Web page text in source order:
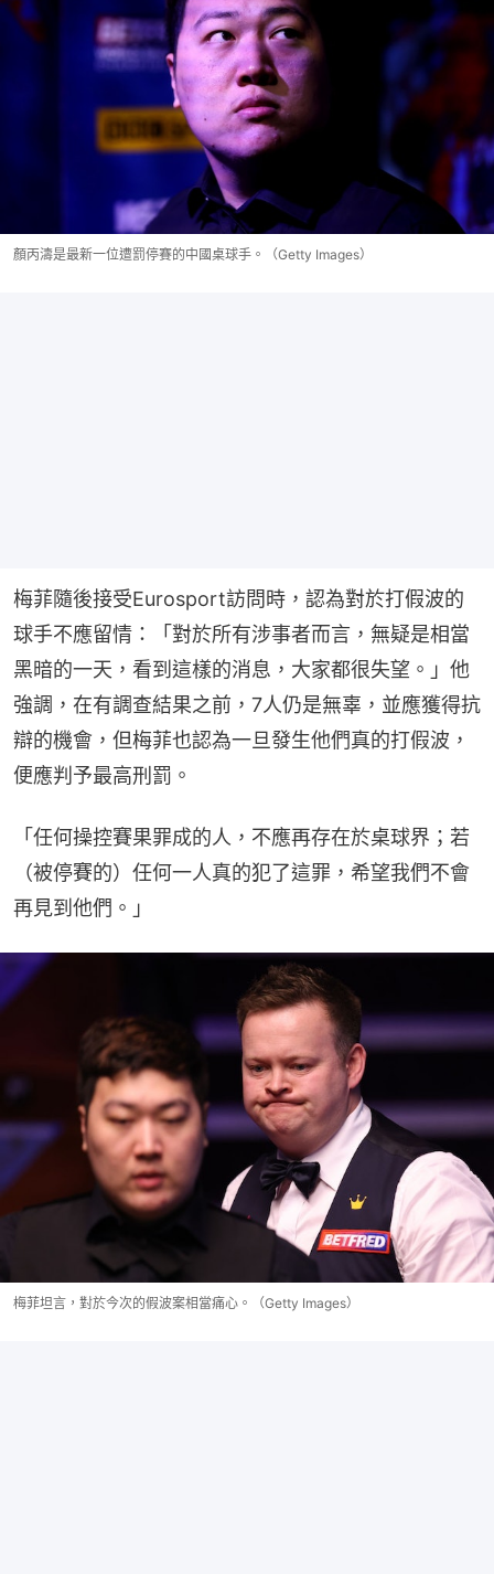
顏丙濤是最新一位遭罰停賽的中國桌球手。（Getty Images）
梅菲隨後接受Eurosport訪問時，認為對於打假波的
球手不應留情：「對於所有涉事者而言，無疑是相當
黑暗的一天，看到這樣的消息，大家都很失望。」他
強調，在有調查結果之前，7人仍是無辜，並應獲得抗
辯的機會，但梅菲也認為一旦發生他們真的打假波，
便應判予最高刑罰。
「任何操控賽果罪成的人，不應再存在於桌球界；若
（被停賽的）任何一人真的犯了這罪，希望我們不會
再見到他們。」
梅菲坦言，對於今次的假波案相當痛心。（Getty Images）